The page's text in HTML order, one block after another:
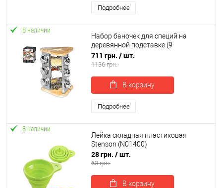
Подробнее
В наличии
Набор баночек для специй на
деревянной подставке (9
стеклянных емкостей) 18*18*24см
Stenson (MS-3504)
711 грн. / шт.
1136 грн.
В корзину
Подробнее
В наличии
Лейка складная пластиковая
Stenson (N01400)
28 грн. / шт.
63 грн.
В корзину